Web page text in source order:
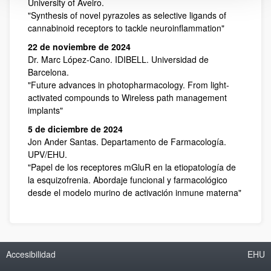
University of Aveiro.
"Synthesis of novel pyrazoles as selective ligands of
cannabinoid receptors to tackle neuroinflammation"
22 de noviembre de 2024
Dr. Marc López-Cano. IDIBELL. Universidad de
Barcelona.
"Future advances in photopharmacology. From light-
activated compounds to Wireless path management
implants"
5 de diciembre de 2024
Jon Ander Santas. Departamento de Farmacología.
UPV/EHU.
"Papel de los receptores mGluR en la etiopatología de
la esquizofrenia. Abordaje funcional y farmacológico
desde el modelo murino de activación inmune materna"
Accesibilidad EHU